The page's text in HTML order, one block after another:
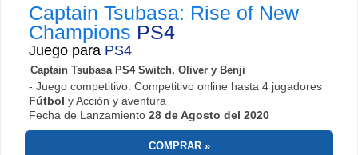
Captain Tsubasa: Rise of New
Champions PS4
Juego para PS4
Captain Tsubasa PS4 Switch, Oliver y Benji
- Juego competitivo. Competitivo online hasta 4 jugadores
Fútbol y Acción y aventura
Fecha de Lanzamiento 28 de Agosto del 2020
COMPRAR